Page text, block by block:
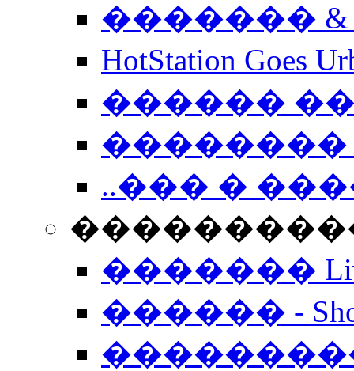
�������
HotStation
������
��������
..��� �
����������
�������
������ -